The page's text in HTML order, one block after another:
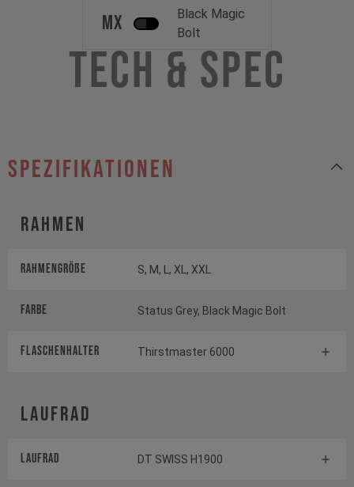
MX
Black Magic
Bolt
Tech & Spec
Spezifikationen
Rahmen
Rahmengröße S, M, L, XL, XXL
Farbe Status Grey, Black Magic Bolt
FLASCHENHALTER Thirstmaster 6000
Laufrad
Laufrad DT SWISS H1900